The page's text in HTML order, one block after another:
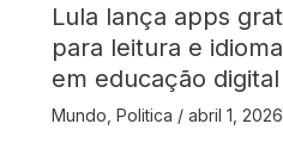
Lula lança apps
para leitura e
em educação digital
Mundo Politica / abril 1, 2026